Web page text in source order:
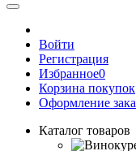
Войти
Регистрация
Избранное0
Корзина покупок
Оформление
Каталог товаров